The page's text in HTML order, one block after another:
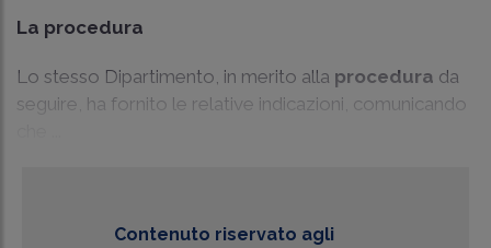
La procedura
Lo stesso Dipartimento, in merito alla procedura da
seguire, ha fornito le relative indicazioni, comunicando
Contenuto riservato agli